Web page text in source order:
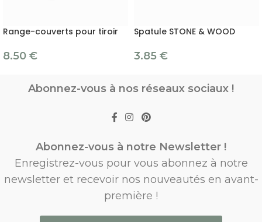
Range-couverts pour tiroir
8.50 €
Spatule STONE & WOOD
3.85 €
Abonnez-vous à nos réseaux sociaux !
Abonnez-vous à notre Newsletter !
Enregistrez-vous pour vous abonnez à notre
newsletter et recevoir nos nouveautés en avant-
première !